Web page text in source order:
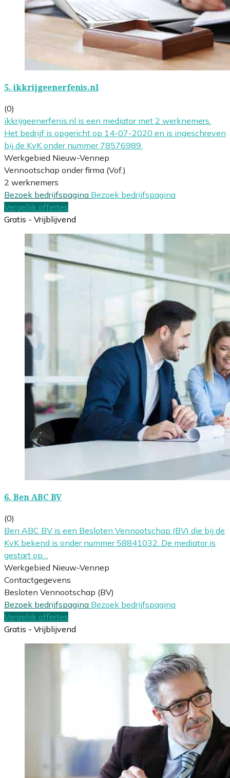
5. ikkrijgeenerfenis.nl
(0)
ikkrijgeenerfenis.nl is een mediator met 2 werknemers.
Het bedrijf is opgericht op 14-07-2020 en is ingeschreven
bij de KvK onder nummer 78576989.
Werkgebied Nieuw-Vennep
Vennootschap onder firma (Vof.)
2 werknemers
Bezoek bedrijfspagina Bezoek bedrijfspagina
Vergelijk offertes
Gratis - Vrijblijvend
6. Ben ABC BV
(0)
Ben ABC BV is een Besloten Vennootschap (BV) die bij de
KvK bekend is onder nummer 58841032. De mediator is
gestart op…
Werkgebied Nieuw-Vennep
Contactgegevens
Besloten Vennootschap (BV)
Bezoek bedrijfspagina Bezoek bedrijfspagina
Vergelijk offertes
Gratis - Vrijblijvend